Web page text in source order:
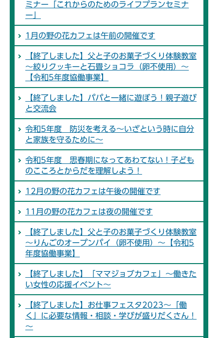
ミナー「これからのためのライフプランセミナ
ー」
1月の野の花カフェは午前の開催です
【終了しました】父と子のお菓子づくり体験教室
～絞りクッキーと石畳ショコラ（卵不使用）～
【令和5年度協働事業】
【終了しました】パパと一緒に遊ぼう！親子遊び
と交流会
令和5年度 防災を考える～いざという時に自分
と家族を守るために～
令和5年度 思春期になってあわてない！子ども
のこころとからだを理解しよう！
12月の野の花カフェは午後の開催です
11月の野の花カフェは夜の開催です
【終了しました】父と子のお菓子づくり体験教室
～りんごのオープンパイ（卵不使用）～【令和5
年度協働事業】
【終了しました】「ママジョブカフェ」～働きた
い女性の応援イベント～
【終了しました】お仕事フェスタ2023～「働
く」に必要な情報・相談・学びが盛りだくさん！
～